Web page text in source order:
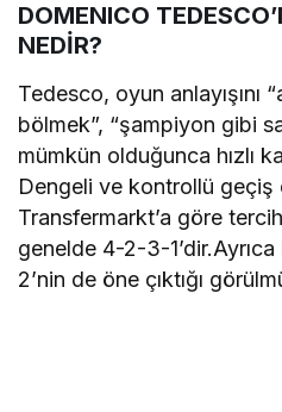
DOMENICO
NEDİR?
Tedesco, oyun anlayışını
bölmek”, “şampiyon gibi
mümkün olduğunca hızlı
Dengeli ve kontrollü geçiş
Transfermarkt’a göre
genelde 4-2-3-
2’nin de öne çıktığı